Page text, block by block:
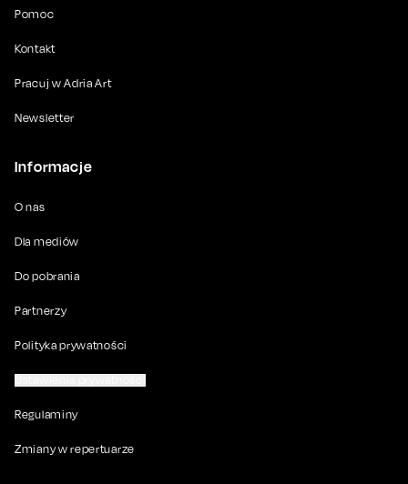
Pomoc
Kontakt
Pracuj w Adria Art
Newsletter
Informacje
O nas
Dla mediów
Do pobrania
Partnerzy
Polityka prywatności
Regulaminy
Zmiany w repertuarze